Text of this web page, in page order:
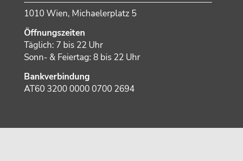
1010 Wien, Michaelerplatz 5
Öffnungszeiten
Täglich: 7 bis 22 Uhr
Sonn- & Feiertag: 8 bis 22 Uhr
Bankverbindung
AT60 3200 0000 0700 2694